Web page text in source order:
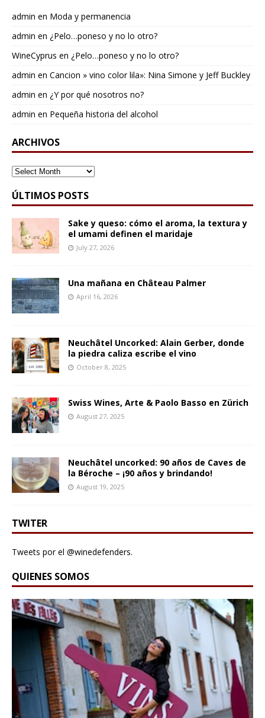
admin en Moda y permanencia
admin en ¿Pelo…poneso y no lo otro?
WineCyprus en ¿Pelo…poneso y no lo otro?
admin en Cancion » vino color lila»: Nina Simone y Jeff Buckley
admin en ¿Y por qué nosotros no?
admin en Pequeña historia del alcohol
ARCHIVOS
ARCHIVOS
ÚLTIMOS POSTS
Sake y queso: cómo el aroma, la textura y
el umami definen el maridaje
July 27, 2026
Una mañana en Château Palmer
April 16, 2026
Neuchâtel Uncorked: Alain Gerber, donde
la piedra caliza escribe el vino
October 8, 2025
Swiss Wines, Arte & Paolo Basso en Zürich
August 27, 2025
Neuchâtel uncorked: 90 años de Caves de
la Béroche – ¡90 años y brindando!
August 19, 2025
TWITER
Tweets por el @winedefenders.
QUIENES SOMOS